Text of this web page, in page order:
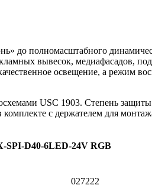
до полномасштабного
вывесок, медиафасадов,
освещение, а режим
USC 1903. Степень защиты
с держателем для
SPI-D40-6LED-24V RGB
027222